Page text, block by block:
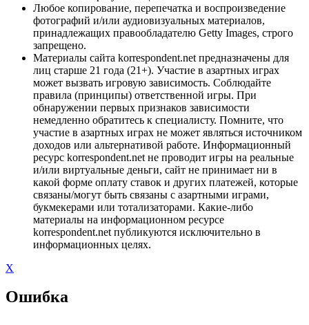
Любое копирование, перепечатка и воспроизведение
фотографий и/или аудиовизуальных материалов,
принадлежащих правообладателю Getty Images, строго
запрещено.
Материалы сайта korrespondent.net предназначены для
лиц старше 21 года (21+). Участие в азартных играх
может вызвать игровую зависимость. Соблюдайте
правила (принципы) ответственной игры. При
обнаружении первых признаков зависимости
немедленно обратитесь к специалисту. Помните, что
участие в азартных играх не может являться источником
доходов или альтернативой работе. Информационный
ресурс korrespondent.net не проводит игры на реальные
и/или виртуальные деньги, сайт не принимает ни в
какой форме оплату ставок и других платежей, которые
связаны/могут быть связаны с азартными играми,
букмекерами или тотализаторами. Какие-либо
материалы на информационном ресурсе
korrespondent.net публикуются исключительно в
информационных целях.
X
Ошибка